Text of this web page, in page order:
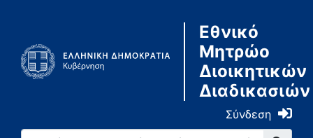
Εθνικό
Μητρώο
Διοικητικών
Διαδικασιών
Σύνδεση